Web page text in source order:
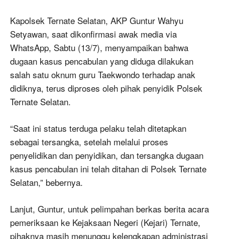
Kapolsek Ternate Selatan, AKP Guntur Wahyu
Setyawan, saat dikonfirmasi awak media via
WhatsApp, Sabtu (13/7), menyampaikan bahwa
dugaan kasus pencabulan yang diduga dilakukan
salah satu oknum guru Taekwondo terhadap anak
didiknya, terus diproses oleh pihak penyidik Polsek
Ternate Selatan.
“Saat ini status terduga pelaku telah ditetapkan
sebagai tersangka, setelah melalui proses
penyelidikan dan penyidikan, dan tersangka dugaan
kasus pencabulan ini telah ditahan di Polsek Ternate
Selatan,” bebernya.
Lanjut, Guntur, untuk pelimpahan berkas berita acara
pemeriksaan ke Kejaksaan Negeri (Kejari) Ternate,
pihaknya masih menunggu kelengkapan administrasi